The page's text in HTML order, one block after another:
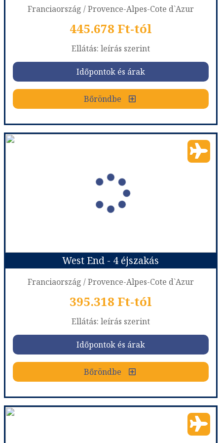
már 501.538 Ft-tól
Időpontok és árak
Bőröndbe
Franciaország / Provence-Alpes-Cote d`Azur
445.678 Ft-tól
Ellátás: leírás szerint
Időpontok és árak
Bőröndbe
West End - 5 éjszakás
Franciaország
Város:Nice
Utazás módja: Repülővel
leírás szerint
Szálláskategória:Hotel ****
DOUBLE STANDARD - PRIVILEGE ROOM
Időpont: 2026-08-14 | 5 éj
már 445.678 Ft-tól
Időpontok és árak
Bőröndbe
West End - 4 éjszakás
Franciaország / Provence-Alpes-Cote d`Azur
395.318 Ft-tól
Ellátás: leírás szerint
Időpontok és árak
Bőröndbe
West End - 4 éjszakás